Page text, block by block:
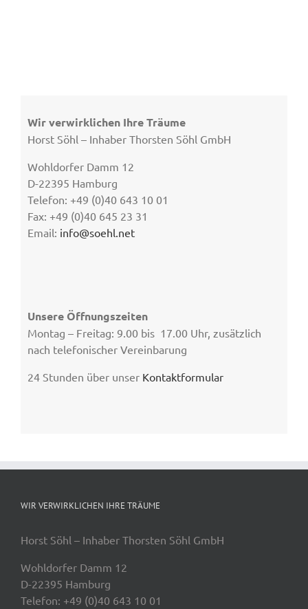
Wir verwirklichen Ihre Träume
Horst Söhl – Inhaber Thorsten Söhl GmbH
Wohldorfer Damm 12
D-22395 Hamburg
Telefon: +49 (0)40 643 10 01
Fax: +49 (0)40 645 23 31
Email: info@soehl.net
Unsere Öffnungszeiten
Montag – Freitag: 9.00 bis 17.00 Uhr, zusätzlich
nach telefonischer Vereinbarung
24 Stunden über unser Kontaktformular
WIR VERWIRKLICHEN IHRE TRÄUME
Horst Söhl – Inhaber Thorsten Söhl GmbH
Wohldorfer Damm 12
D-22395 Hamburg
Telefon: +49 (0)40 643 10 01